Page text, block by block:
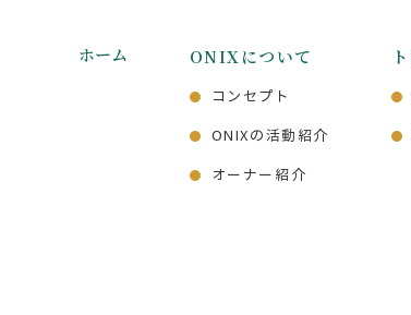
ホーム ONIXについて
コンセプト
ONIXの活動紹介
オーナー紹介